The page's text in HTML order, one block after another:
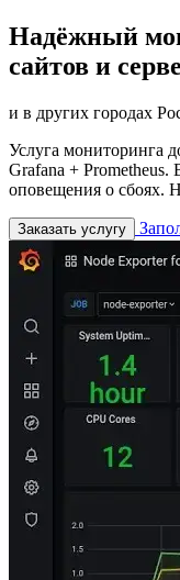
Надёжный
сайтов и
и в других городах
Услуга мониторинга
Grafana + Prometheus.
оповещения о сбоях.
Заказать услугу